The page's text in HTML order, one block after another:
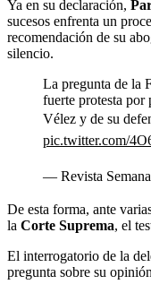
Ya en su declaración,
sucesos enfrenta un
recomendación de su
silencio.
La pregunta de la
fuerte protesta
Vélez y de su
pic.twitter.com/
— Revista
De esta forma, ante
la Corte Suprema, el
El interrogatorio de la
pregunta sobre su